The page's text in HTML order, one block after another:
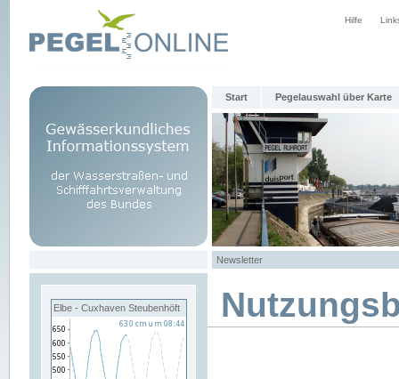
Hilfe
Start Pegelauswahl über Karte
Newsletter
Elbe - Cuxhaven Steubenhöft